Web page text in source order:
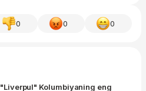
0 0 0
"Liverpul" Kolumbiyaning eng